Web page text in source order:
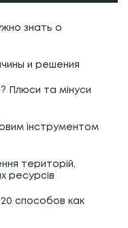
знать о
и решения
Плюси та мінуси
інструментом
територій,
ресурсів
способов как